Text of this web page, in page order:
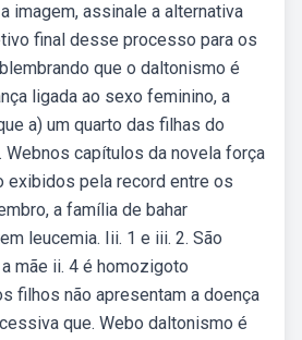
imagem, assinale a alternativa
final desse processo para os
que o daltonismo é
ligada ao sexo feminino, a
a) um quarto das filhas do
Webnos capítulos da novela força
exibidos pela record entre os
a família de bahar
leucemia. Iii. 1 e iii. 2. São
mãe ii. 4 é homozigoto
filhos não apresentam a doença
que. Webo daltonismo é